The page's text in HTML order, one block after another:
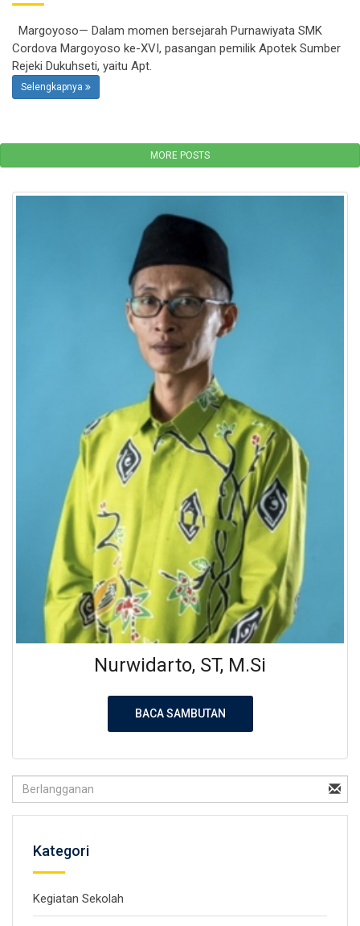
Margoyoso— Dalam momen bersejarah Purnawiyata SMK
Cordova Margoyoso ke-XVI, pasangan pemilik Apotek Sumber
Rejeki Dukuhseti, yaitu Apt.
Selengkapnya
MORE POSTS
Nurwidarto, ST, M.Si
BACA SAMBUTAN
Kategori
Kegiatan Sekolah